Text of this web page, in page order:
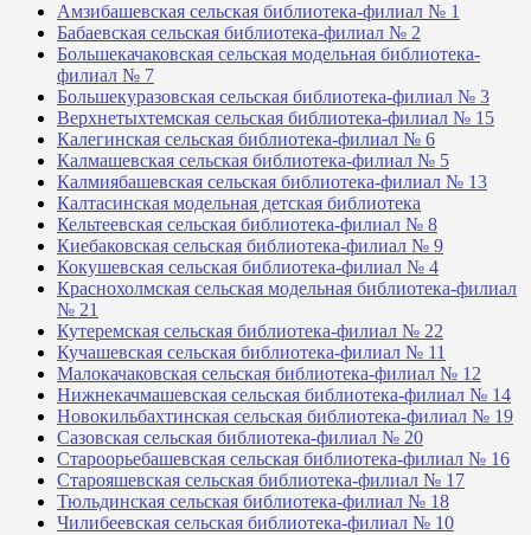
Амзибашевская сельская библиотека-филиал № 1
Бабаевская сельская библиотека-филиал № 2
Большекачаковская сельская модельная библиотека-
филиал № 7
Большекуразовская сельская библиотека-филиал № 3
Верхнетыхтемская сельская библиотека-филиал № 15
Калегинская сельская библиотека-филиал № 6
Калмашевская сельская библиотека-филиал № 5
Калмиябашевская сельская библиотека-филиал № 13
Калтасинская модельная детская библиотека
Кельтеевская сельская библиотека-филиал № 8
Киебаковская сельская библиотека-филиал № 9
Кокушевская сельская библиотека-филиал № 4
Краснохолмская сельская модельная библиотека-филиал
№ 21
Кутеремская сельская библиотека-филиал № 22
Кучашевская сельская библиотека-филиал № 11
Малокачаковская сельская библиотека-филиал № 12
Нижнекачмашевская сельская библиотека-филиал № 14
Новокильбахтинская сельская библиотека-филиал № 19
Сазовская сельская библиотека-филиал № 20
Староорьебашевская сельская библиотека-филиал № 16
Старояшевская сельская библиотека-филиал № 17
Тюльдинская сельская библиотека-филиал № 18
Чилибеевская сельская библиотека-филиал № 10